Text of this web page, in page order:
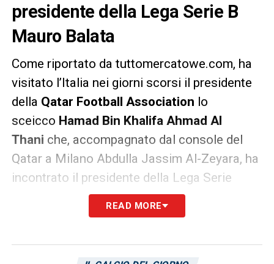
presidente della Lega Serie B
Mauro Balata
Come riportato da tuttomercatowe.com, ha
visitato l’Italia nei giorni scorsi il presidente
della Qatar Football Association lo
sceicco Hamad Bin Khalifa Ahmad Al
Thani che, accompagnato dal console del
Qatar a Milano Abdulla Jassim Al-Zeyara, ha
incontrato il presidente della Lega Serie
Mauro Balata. Nell’occasione è stata
raccontata la storia della Serie B,
READ MORE